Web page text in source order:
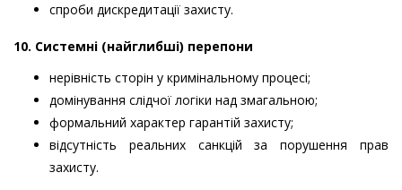
спроби дискредитації захисту.
10. Системні (найглибші) перепони
нерівність сторін у кримінальному процесі;
домінування слідчої логіки над змагальною;
формальний характер гарантій захисту;
відсутність реальних санкцій за порушення прав
захисту.